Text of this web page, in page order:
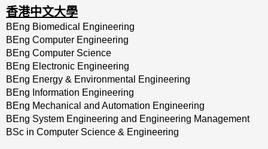
香港中文大學
BEng Biomedical Engineering
BEng Computer Engineering
BEng Computer Science
BEng Electronic Engineering
BEng Energy & Environmental Engineering
BEng Information Engineering
BEng Mechanical and Automation Engineering
BEng System Engineering and Engineering Management
BSc in Computer Science & Engineering